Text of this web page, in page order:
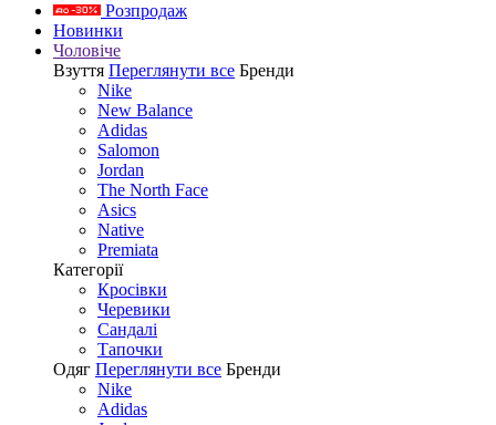
Розпродаж
Новинки
Чоловіче
Взуття Переглянути все Бренди
Nike
New Balance
Adidas
Salomon
Jordan
The North Face
Asics
Native
Premiata
Категорії
Кросівки
Черевики
Сандалі
Tапочки
Одяг Переглянути все Бренди
Nike
Adidas